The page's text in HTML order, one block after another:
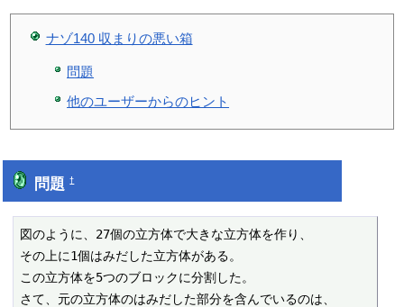
ナゾ140 収まりの悪い箱
問題
他のユーザーからのヒント
問題†
図のように、27個の立方体で大きな立方体を作り、
その上に1個はみだした立方体がある。
この立方体を5つのブロックに分割した。
さて、元の立方体のはみだした部分を含んでいるのは、